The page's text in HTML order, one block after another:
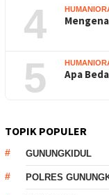
4
5 Apa
TOPIK POPULER
GUNUNGKIDUL
POLRES